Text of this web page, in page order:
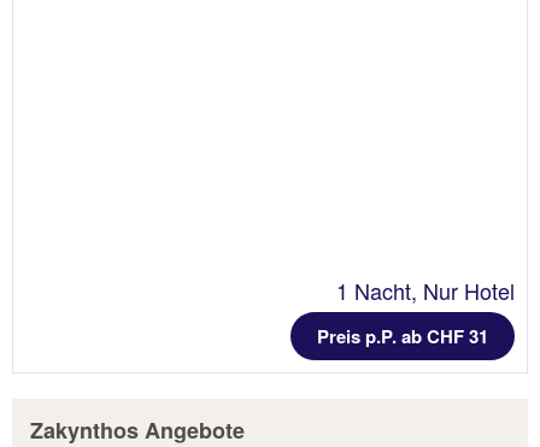
1 Nacht, Nur Hotel
Preis p.P. ab CHF 31
Zakynthos Angebote